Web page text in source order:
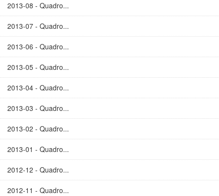
2013-08 - Quadro...
2013-07 - Quadro...
2013-06 - Quadro...
2013-05 - Quadro...
2013-04 - Quadro...
2013-03 - Quadro...
2013-02 - Quadro...
2013-01 - Quadro...
2012-12 - Quadro...
2012-11 - Quadro...